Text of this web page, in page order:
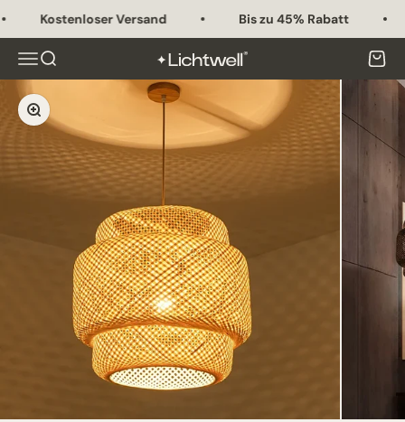
Kostenloser Versand Bis zu 45% Rabatt
MenüSuche Lichtwell
Bild vergrößern